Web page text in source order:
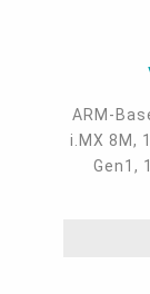
ARM-
i.MX 8M,
Gen1,